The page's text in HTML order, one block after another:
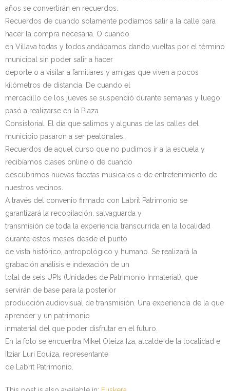
años se convertirán en recuerdos.
Recuerdos de cuando solamente podíamos salir a la calle para
hacer la compra necesaria. O cuando
en Villava todas y todos andábamos dando vueltas por el término
municipal sin poder salir a hacer
deporte o a visitar a familiares y amigas que viven a pocos
kilómetros de distancia. De cuando el
mercadillo de los jueves se suspendió durante semanas y luego
pasó a realizarse en la Plaza
Consistorial. El día que salimos y algunas de las calles del
municipio pasaron a ser peatonales.
Recuerdos de aquel curso que no pudimos ir a la escuela y
recibíamos clases online o de cuando
descubrimos nuevas facetas musicales o de entretenimiento de
nuestros vecinos.
A través del convenio firmado con Labrit Patrimonio se
garantizará la recopilación, salvaguarda y
transmisión de toda la experiencia transcurrida en la localidad
durante estos meses desde el punto
de vista histórico, antropológico y humano. Se realizará la
grabación análisis e indexación de un
total de seis UPIs (Unidades de Patrimonio Inmaterial), que
servirán de base para la posterior
producción audiovisual de transmisión. Una experiencia de la que
aprender y un patrimonio
inmaterial del que poder disfrutar en el futuro.
En la foto se encuentra Mikel Oteiza Iza, alcalde de la localidad e
Itziar Luri Equiza, representante
de Labrit Patrimonio.